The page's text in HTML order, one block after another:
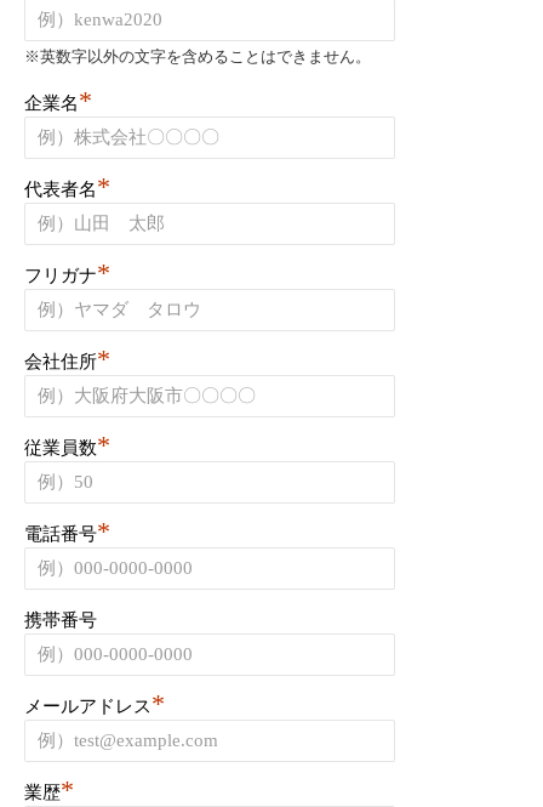
※英数字以外の文字を含めることはできません。
企業名*
代表者名*
フリガナ*
会社住所*
従業員数*
電話番号*
携帯番号
メールアドレス*
業歴*